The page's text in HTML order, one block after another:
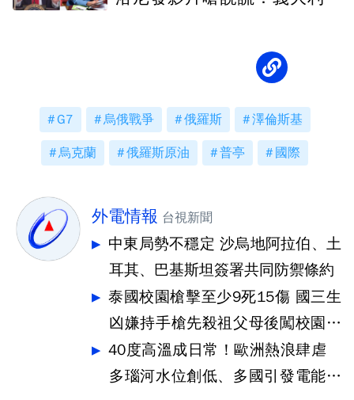
G7 烏俄戰爭 俄羅斯 澤倫斯基
烏克蘭 俄羅斯原油 普亭 國際
外電情報 台視新聞
中東局勢不穩定 沙烏地阿拉伯、土
耳其、巴基斯坦簽署共同防禦條約
泰國校園槍擊至少9死15傷 國三生
凶嫌持手槍先殺祖父母後闖校園犯
案
40度高溫成日常！歐洲熱浪肆虐
多瑙河水位創低、多國引發電能危